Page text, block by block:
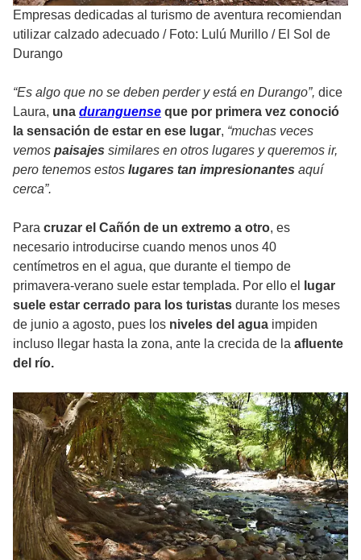
Empresas dedicadas al turismo de aventura recomiendan
utilizar calzado adecuado / Foto: Lulú Murillo / El Sol de
Durango
“Es algo que no se deben perder y está en Durango”, dice
Laura, una duranguense que por primera vez conoció
la sensación de estar en ese lugar, “muchas veces
vemos paisajes similares en otros lugares y queremos ir,
pero tenemos estos lugares tan impresionantes aquí
cerca”.
Para cruzar el Cañón de un extremo a otro, es
necesario introducirse cuando menos unos 40
centímetros en el agua, que durante el tiempo de
primavera-verano suele estar templada. Por ello el
lugar
suele estar cerrado para los turistas durante los meses
de junio a agosto, pues los niveles del agua impiden
incluso llegar hasta la zona, ante la crecida de la afluente
del río.